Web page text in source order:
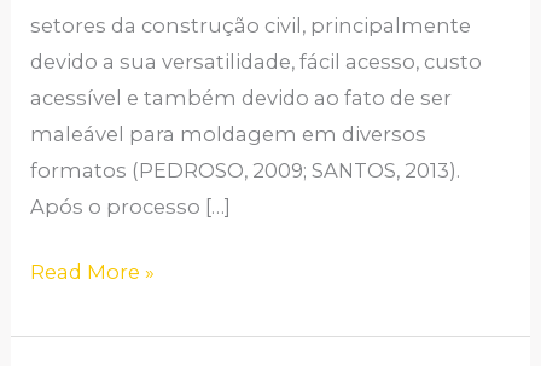
setores da construção civil, principalmente
devido a sua versatilidade, fácil acesso, custo
acessível e também devido ao fato de ser
maleável para moldagem em diversos
formatos (PEDROSO, 2009; SANTOS, 2013).
Após o processo […]
PÉROLAS
DE
Read More »